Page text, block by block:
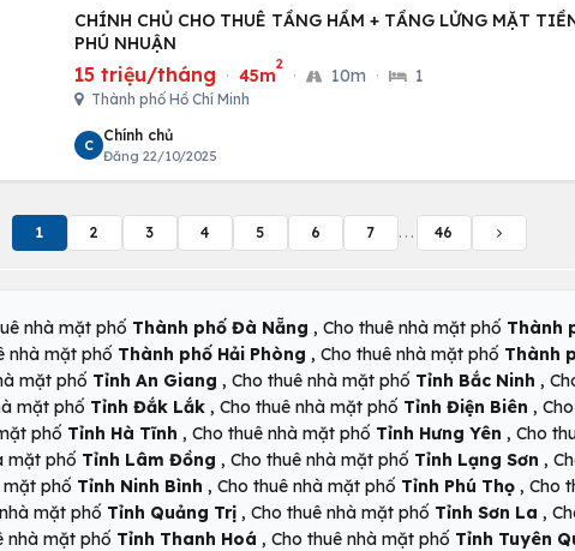
CHÍNH CHỦ CHO THUÊ TẦNG HẦM + TẦNG LỬNG MẶT
PHÚ NHUẬN
15 triệu/tháng · 45m
2
· 10m · 1
Thành phố Hồ Chí Minh
C
Chính chủ
Đăng 22/10/2025
1 2 3 4 5 6 7 ... 46
nhà mặt phố Thành phố Đà Nẵng , Cho thuê nhà mặt phố Thành
nhà mặt phố Thành phố Hải Phòng , Cho thuê nhà mặt phố Thành
mặt phố Tỉnh An Giang , Cho thuê nhà mặt phố Tỉnh Bắc Ninh ,
mặt phố Tỉnh Đắk Lắk , Cho thuê nhà mặt phố Tỉnh Điện Biên ,
phố Tỉnh Hà Tĩnh , Cho thuê nhà mặt phố Tỉnh Hưng Yên , Cho
mặt phố Tỉnh Lâm Đồng , Cho thuê nhà mặt phố Tỉnh Lạng Sơn ,
mặt phố Tỉnh Ninh Bình , Cho thuê nhà mặt phố Tỉnh Phú Thọ , Cho
mặt phố Tỉnh Quảng Trị , Cho thuê nhà mặt phố Tỉnh Sơn La ,
nhà mặt phố Tỉnh Thanh Hoá , Cho thuê nhà mặt phố Tỉnh Tuyên